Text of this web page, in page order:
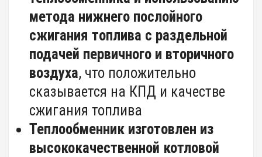
метода нижнего послойного
сжигания топлива с раздельной
подачей первичного и вторичного
воздуха, что положительно
сказывается на КПД и качестве
сжигания топлива
Теплообменник изготовлен из
высококачественной котловой